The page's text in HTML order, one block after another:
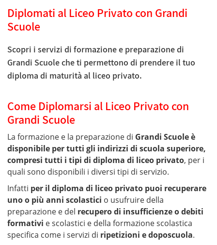
Diplomati al Liceo Privato con Grandi
Scuole
Scopri i servizi di formazione e preparazione di
Grandi Scuole che ti permettono di prendere il tuo
diploma di maturità al liceo privato.
Come Diplomarsi al Liceo Privato con
Grandi Scuole
La formazione e la preparazione di Grandi Scuole è
disponibile per tutti gli indirizzi di scuola superiore,
compresi tutti i tipi di diploma di liceo privato, per i
quali sono disponibili i diversi tipi di servizio.
Infatti per il diploma di liceo privato puoi recuperare
uno o più anni scolastici o usufruire della
preparazione e del recupero di insufficienze o debiti
formativi e scolastici e della formazione scolastica
specifica come i servizi di ripetizioni e doposcuola.